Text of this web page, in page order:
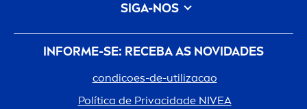
INFORME-SE: RECEBA AS NOVIDADES
condicoes-de-utilizacao
Política de Privacidade NIVEA
SIGA-NOS